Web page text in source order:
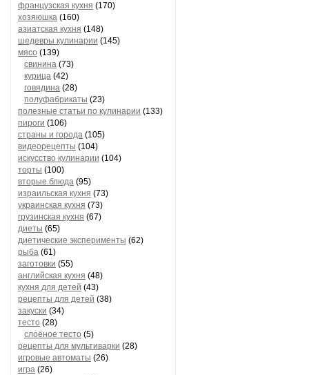
французская кухня (170)
хозяюшка (160)
азиатская кухня (148)
шедевры кулинарии (145)
мясо (139)
свинина (73)
курица (42)
говядина (28)
полуфабрикаты (23)
полезные статьи по кулинарии (133)
пироги (106)
страны и города (105)
видеорецепты (104)
искусство кулинарии (104)
торты (100)
вторые блюда (95)
израильская кухня (73)
украинская кухня (73)
грузинская кухня (67)
диеты (65)
диетические эксперименты (62)
рыба (61)
заготовки (55)
английская кухня (48)
кухня для детей (43)
рецепты для детей (38)
закуски (34)
тесто (28)
слоёное тесто (5)
рецепты для мультиварки (28)
игровые автоматы (26)
игра (26)